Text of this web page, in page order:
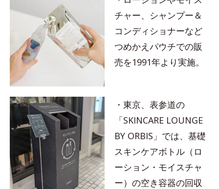
チャー、シャンプー＆
コンディショナーなど
つめかえパウチでの販
売を1991年より実施。
・東京、表参道の
「SKINCARE LOUNGE
BY ORBIS」では、基礎
スキンケアボトル（ロ
ーション・モイスチャ
ー）の空き容器の回収